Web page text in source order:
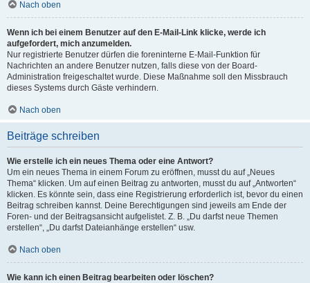
Nach oben
Wenn ich bei einem Benutzer auf den E-Mail-Link klicke, werde ich
aufgefordert, mich anzumelden.
Nur registrierte Benutzer dürfen die foreninterne E-Mail-Funktion für
Nachrichten an andere Benutzer nutzen, falls diese von der Board-
Administration freigeschaltet wurde. Diese Maßnahme soll den Missbrauch
dieses Systems durch Gäste verhindern.
Nach oben
Beiträge schreiben
Wie erstelle ich ein neues Thema oder eine Antwort?
Um ein neues Thema in einem Forum zu eröffnen, musst du auf „Neues
Thema“ klicken. Um auf einen Beitrag zu antworten, musst du auf „Antworten“
klicken. Es könnte sein, dass eine Registrierung erforderlich ist, bevor du einen
Beitrag schreiben kannst. Deine Berechtigungen sind jeweils am Ende der
Foren- und der Beitragsansicht aufgelistet. Z. B. „Du darfst neue Themen
erstellen“, „Du darfst Dateianhänge erstellen“ usw.
Nach oben
Wie kann ich einen Beitrag bearbeiten oder löschen?